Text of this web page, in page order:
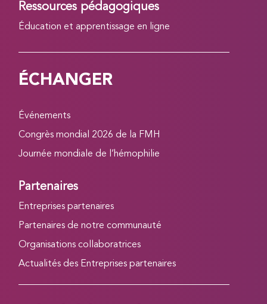
Ressources pédagogiques
Éducation et apprentissage en ligne
ÉCHANGER
Événements
Congrès mondial 2026 de la FMH
Journée mondiale de l’hémophilie
Partenaires
Entreprises partenaires
Partenaires de notre communauté
Organisations collaboratrices
Actualités des Entreprises partenaires